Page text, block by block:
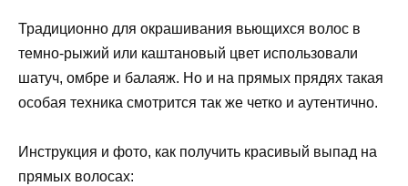
Традиционно для окрашивания вьющихся волос в
темно-рыжий или каштановый цвет использовали
шатуч, омбре и балаяж. Но и на прямых прядях такая
особая техника смотрится так же четко и аутентично.
Инструкция и фото, как получить красивый выпад на
прямых волосах: